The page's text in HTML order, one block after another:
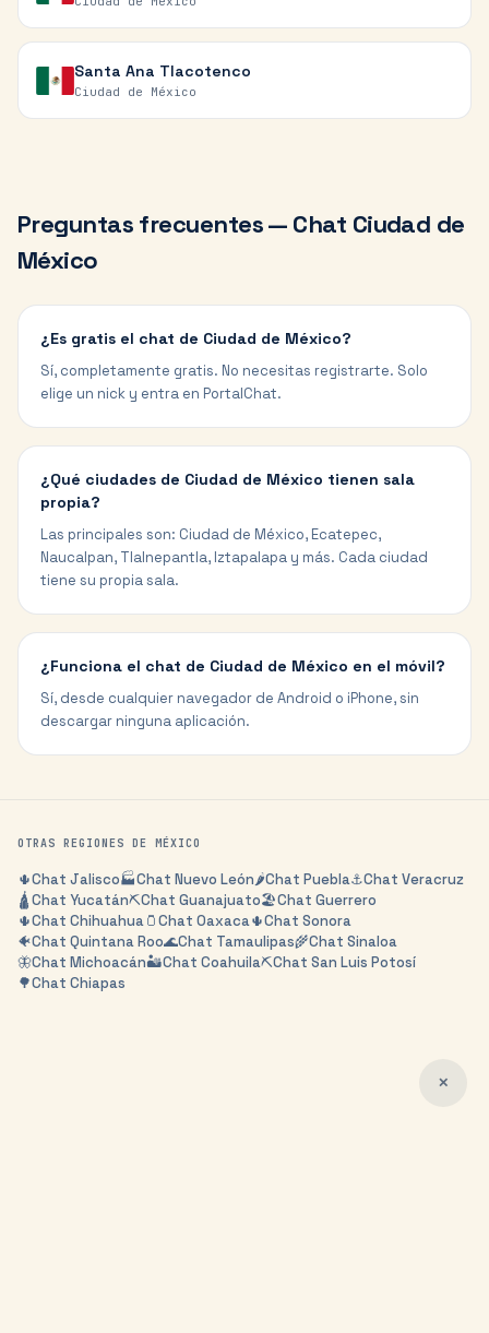
Santa Ana Tlacotenco
Ciudad de México
Preguntas frecuentes — Chat Ciudad de
México
¿Es gratis el chat de Ciudad de México?
Sí, completamente gratis. No necesitas registrarte. Solo
elige un nick y entra en PortalChat.
¿Qué ciudades de Ciudad de México tienen sala
propia?
Las principales son: Ciudad de México, Ecatepec,
Naucalpan, Tlalnepantla, Iztapalapa y más. Cada ciudad
tiene su propia sala.
¿Funciona el chat de Ciudad de México en el móvil?
Sí, desde cualquier navegador de Android o iPhone, sin
descargar ninguna aplicación.
OTRAS REGIONES DE MÉXICO
🌵Chat Jalisco🏭Chat Nuevo León🌶️Chat Puebla⚓Chat Veracruz
🛕Chat Yucatán⛏️Chat Guanajuato🏖️Chat Guerrero
🌵Chat Chihuahua🫙Chat Oaxaca🌵Chat Sonora
🐠Chat Quintana Roo🌊Chat Tamaulipas🌾Chat Sinaloa
🦋Chat Michoacán🏜️Chat Coahuila⛏️Chat San Luis Potosí
🌳Chat Chiapas
✕